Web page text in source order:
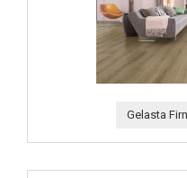
Gelasta